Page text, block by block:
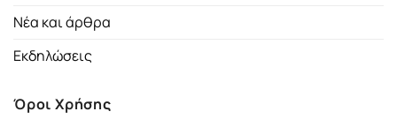
Νέα και άρθρα
Εκδηλώσεις
Όροι Χρήσης